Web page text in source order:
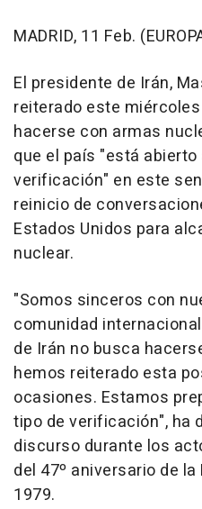
MADRID, 11 Feb.
El presidente de Irán,
reiterado este
hacerse con armas
que el país "está
verificación" en este
reinicio de
Estados Unidos para
nuclear.
"Somos sinceros con
comunidad
de Irán no busca
hemos reiterado esta
ocasiones. Estamos
tipo de verificación", ha
discurso durante los
del 47º aniversario de
1979.